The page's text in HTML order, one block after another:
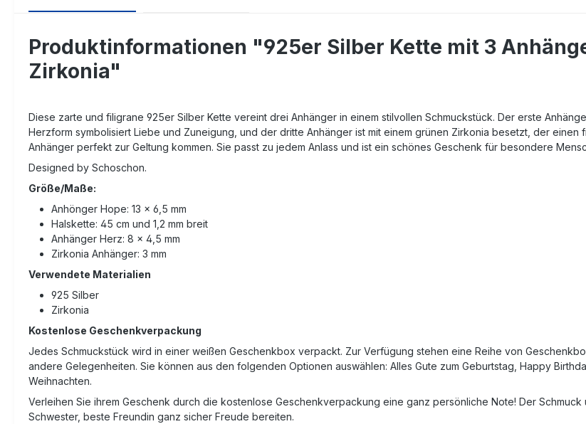
Produktinformationen "925er Silber Kette mit 3
Zirkonia"
Diese zarte und filigrane 925er Silber Kette vereint drei Anhänger in einem stilvollen Schmuckstück. Der erste
Herzform symbolisiert Liebe und Zuneigung, und der dritte Anhänger ist mit einem grünen Zirkonia besetzt, der einen
Anhänger perfekt zur Geltung kommen. Sie passt zu jedem Anlass und ist ein schönes Geschenk für besondere
Designed by Schoschon.
Größe/Maße:
Anhönger Hope: 13 x 6,5 mm
Halskette: 45 cm und 1,2 mm breit
Anhänger Herz: 8 x 4,5 mm
Zirkonia Anhänger: 3 mm
Verwendete Materialien
925 Silber
Zirkonia
Kostenlose Geschenkverpackung
Jedes Schmuckstück wird in einer weißen Geschenkbox verpackt. Zur Verfügung stehen eine Reihe von
andere Gelegenheiten. Sie können aus den folgenden Optionen auswählen: Alles Gute zum Geburtstag, Happy
Weihnachten.
Verleihen Sie ihrem Geschenk durch die kostenlose Geschenkverpackung eine ganz persönliche Note! Der
Schwester, beste Freundin ganz sicher Freude bereiten.